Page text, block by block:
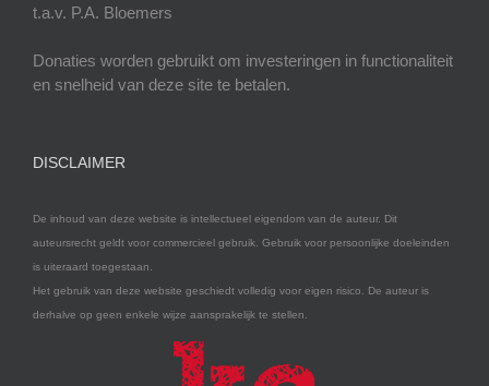
t.a.v. P.A. Bloemers
Donaties worden gebruikt om investeringen in functionaliteit
en snelheid van deze site te betalen.
DISCLAIMER
De inhoud van deze website is intellectueel eigendom van de auteur. Dit
auteursrecht geldt voor commercieel gebruik. Gebruik voor persoonlijke doeleinden
is uiteraard toegestaan.
Het gebruik van deze website geschiedt volledig voor eigen risico. De auteur is
derhalve op geen enkele wijze aansprakelijk te stellen.